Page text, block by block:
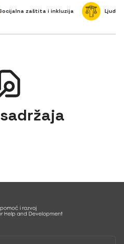
zaštita i inkluzija